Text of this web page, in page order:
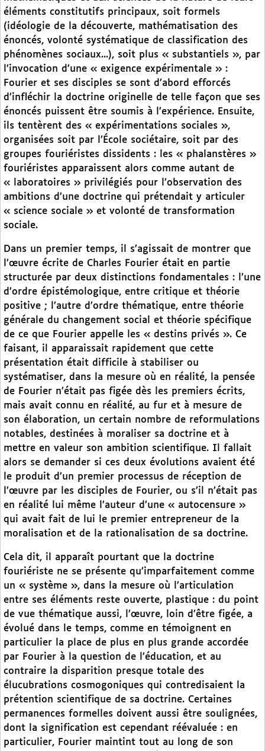
éléments constitutifs principaux, soit formels
(idéologie de la découverte, mathématisation des
énoncés, volonté systématique de classification des
phénomènes sociaux...), soit plus « substantiels », par
l’invocation d’une « exigence expérimentale » :
Fourier et ses disciples se sont d’abord efforcés
d’infléchir la doctrine originelle de telle façon que ses
énoncés puissent être soumis à l’expérience. Ensuite,
ils tentèrent des « expérimentations sociales »,
organisées soit par l’École sociétaire, soit par des
groupes fouriéristes dissidents : les « phalanstères »
fouriéristes apparaissent alors comme autant de
« laboratoires » privilégiés pour l’observation des
ambitions d’une doctrine qui prétendait y articuler
« science sociale » et volonté de transformation
sociale.
Dans un premier temps, il s’agissait de montrer que
l’œuvre écrite de Charles Fourier était en partie
structurée par deux distinctions fondamentales : l’une
d’ordre épistémologique, entre critique et théorie
positive ; l’autre d’ordre thématique, entre théorie
générale du changement social et théorie spécifique
de ce que Fourier appelle les « destins privés ». Ce
faisant, il apparaissait rapidement que cette
présentation était difficile à stabiliser ou
systématiser, dans la mesure où en réalité, la pensée
de Fourier n’était pas figée dès les premiers écrits,
mais avait connu en réalité, au fur et à mesure de
son élaboration, un certain nombre de reformulations
notables, destinées à moraliser sa doctrine et à
mettre en valeur son ambition scientifique. Il fallait
alors se demander si ces deux évolutions avaient été
le produit d’un premier processus de réception de
l’œuvre par les disciples de Fourier, ou s’il n’était pas
en réalité lui même l’auteur d’une « autocensure »
qui avait fait de lui le premier entrepreneur de la
moralisation et de la rationalisation de sa doctrine.
Cela dit, il apparaît pourtant que la doctrine
fouriériste ne se présente qu’imparfaitement comme
un « système », dans la mesure où l’articulation
entre ses éléments reste ouverte, plastique : du point
de vue thématique aussi, l’œuvre, loin d’être figée, a
évolué dans le temps, comme en témoignent en
particulier la place de plus en plus grande accordée
par Fourier à la question de l’éducation, et au
contraire la disparition presque totale des
élucubrations cosmogoniques qui contredisaient la
prétention scientifique de sa doctrine. Certaines
permanences formelles doivent aussi être soulignées,
dont la signification est cependant réévaluée : en
particulier, Fourier maintint tout au long de son